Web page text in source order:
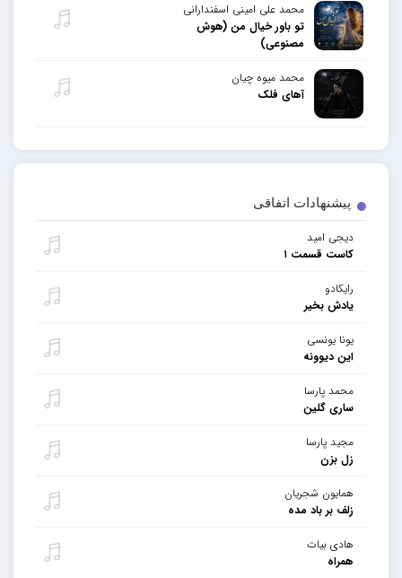
پیشنهادات اتفاقی
دیجی امید
کاست قسمت ۱
رایکادو
یادش بخیر
یونا یونسی
این دیوونه
محمد پارسا
ساری گلین
مجید پارسا
زل بزن
همایون شجریان
زلف بر باد مده
هادی بیات
همراه
محمد علی امینی اسفندارانی
تو باور خیال من (هوش
مصنوعی)
محمد میوه چیان
آهای فلک